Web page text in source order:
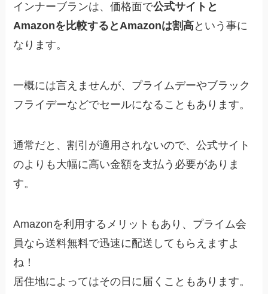
インナーブランは、価格面で公式サイトと
Amazonを比較するとAmazonは割高という事に
なります。
一概には言えませんが、プライムデーやブラック
フライデーなどでセールになることもあります。
通常だと、割引が適用されないので、公式サイト
のよりも大幅に高い金額を支払う必要がありま
す。
Amazonを利用するメリットもあり、プライム会
員なら送料無料で迅速に配送してもらえますよ
ね！
居住地によってはその日に届くこともあります。